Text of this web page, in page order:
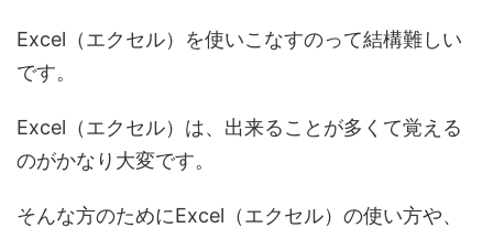
Excel（エクセル）を使いこなすのって結構難しい
です。
Excel（エクセル）は、出来ることが多くて覚える
のがかなり大変です。
そんな方のためにExcel（エクセル）の使い方や、